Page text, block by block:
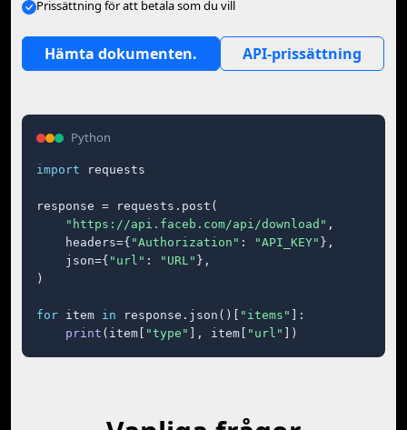
Prissättning för att betala som du vill
Hämta dokumenten. API-prissättning
Python
import requests
response = requests.post(
"https://api.faceb.com/api/download" ,
    headers={
"Authorization" : "API_KEY" },
    json={
"url" : "URL" },
)
for item in response.json()[ "items"
]:
print (item[ "type" ], item[ "url" ])